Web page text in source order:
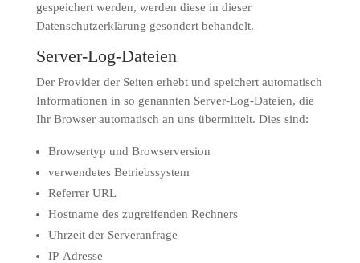
gespeichert werden, werden diese in dieser
Datenschutzerklärung gesondert behandelt.
Server-Log-Dateien
Der Provider der Seiten erhebt und speichert automatisch
Informationen in so genannten Server-Log-Dateien, die
Ihr Browser automatisch an uns übermittelt. Dies sind:
Browsertyp und Browserversion
verwendetes Betriebssystem
Referrer URL
Hostname des zugreifenden Rechners
Uhrzeit der Serveranfrage
IP-Adresse